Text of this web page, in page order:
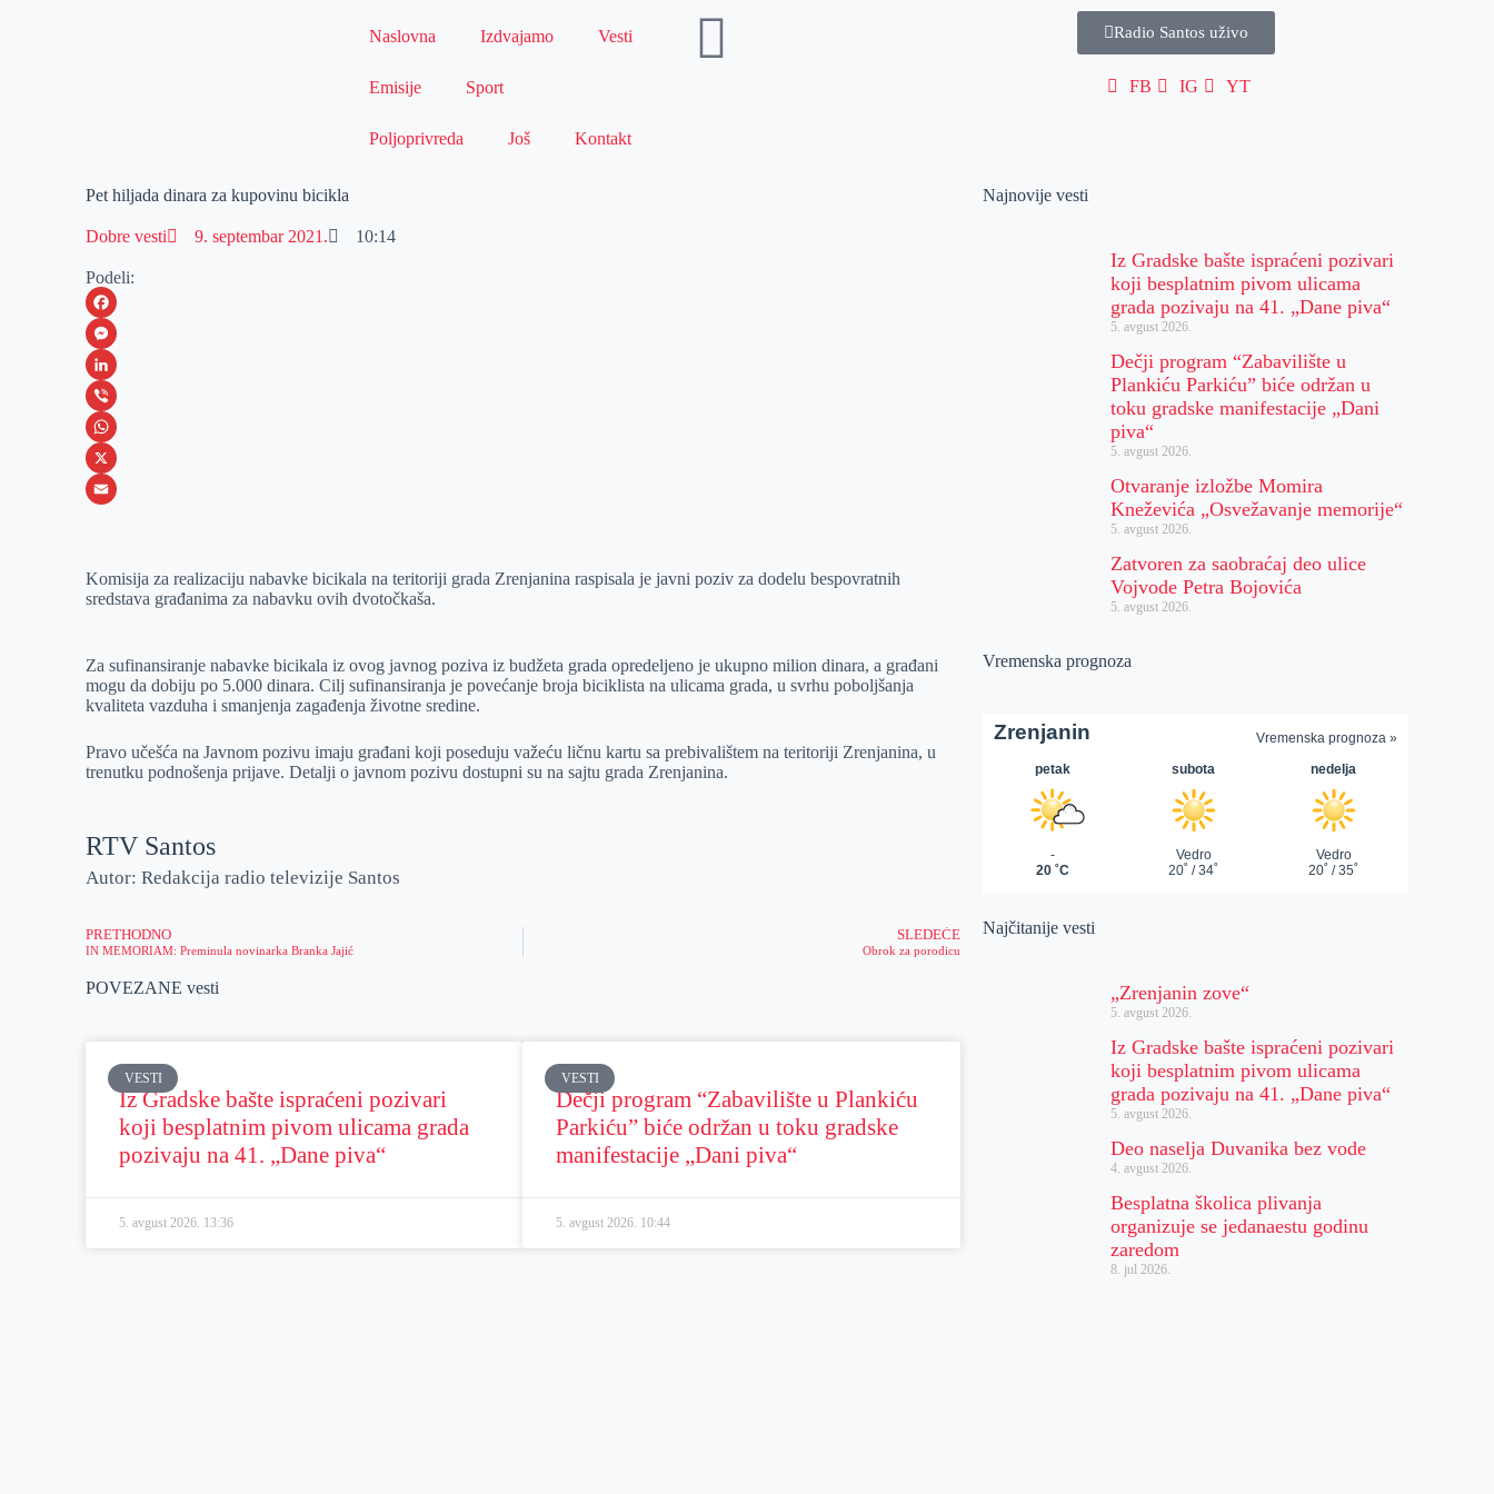
Naslovna Izdvajamo Vesti
Emisije Sport
Poljoprivreda Još Kontakt
Radio Santos uživo
FB IG YT
Pet hiljada dinara za kupovinu bicikla
Dobre vesti 9. septembar 2021. 10:14
Podeli:
F
a
c
e
b
o
M
e
s
s
e
e
L
i
n
k
I
V
i
b
W
h
s
p
X
a
Komisija za realizaciju nabavke bicikala na teritoriji grada Zrenjanina raspisala je javni poziv za dodelu bespovratnih
sredstava građanima za nabavku ovih dvotočkaša.
Za sufinansiranje nabavke bicikala iz ovog javnog poziva iz budžeta grada opredeljeno je ukupno milion dinara, a građani
mogu da dobiju po 5.000 dinara. Cilj sufinansiranja je povećanje broja biciklista na ulicama grada, u svrhu poboljšanja
kvaliteta vazduha i smanjenja zagađenja životne sredine.
Pravo učešća na Javnom pozivu imaju građani koji poseduju važeću ličnu kartu sa prebivalištem na teritoriji Zrenjanina, u
trenutku podnošenja prijave. Detalji o javnom pozivu dostupni su na sajtu grada Zrenjanina.
RTV Santos
Autor: Redakcija radio televizije Santos
PRETHODNO
IN MEMORIAM: Preminula novinarka Branka Jajić
SLEDEĆE
Obrok za porodicu
POVEZANE vesti
VESTI
Iz Gradske bašte ispraćeni pozivari
koji besplatnim pivom ulicama grada
pozivaju na 41. „Dane piva“
5. avgust 2026. 13:36
VESTI
Dečji program “Zabavilište u Plankiću
Parkiću” biće održan u toku gradske
manifestacije „Dani piva“
5. avgust 2026. 10:44
Najnovije vesti
Iz Gradske bašte ispraćeni pozivari
koji besplatnim pivom ulicama
grada pozivaju na 41. „Dane piva“
5. avgust 2026.
Dečji program “Zabavilište u
Plankiću Parkiću” biće održan u
toku gradske manifestacije „Dani
piva“
5. avgust 2026.
Otvaranje izložbe Momira
Kneževića „Osvežavanje memorije“
5. avgust 2026.
Zatvoren za saobraćaj deo ulice
Vojvode Petra Bojovića
5. avgust 2026.
Vremenska prognoza
Najčitanije vesti
„Zrenjanin zove“
5. avgust 2026.
Iz Gradske bašte ispraćeni pozivari
koji besplatnim pivom ulicama
grada pozivaju na 41. „Dane piva“
5. avgust 2026.
Deo naselja Duvanika bez vode
4. avgust 2026.
Besplatna školica plivanja
organizuje se jedanaestu godinu
zaredom
8. jul 2026.